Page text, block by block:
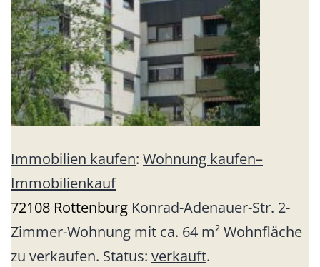
Immobilien kaufen: Wohnung kaufen–
Immobilienkauf
72108 Rottenburg Konrad-Adenauer-Str. 2-
Zimmer-Wohnung mit ca. 64 m² Wohnfläche
zu verkaufen. Status: verkauft.